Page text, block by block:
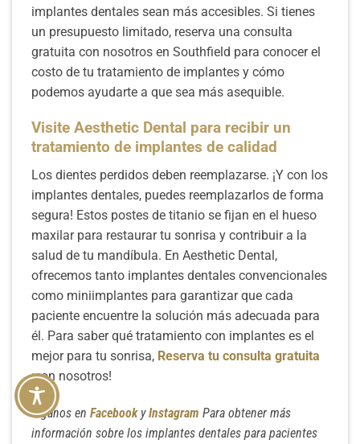
implantes dentales sean más accesibles. Si tienes
un presupuesto limitado, reserva una consulta
gratuita con nosotros en Southfield para conocer el
costo de tu tratamiento de implantes y cómo
podemos ayudarte a que sea más asequible.
Visite Aesthetic Dental para recibir un
tratamiento de implantes de calidad
Los dientes perdidos deben reemplazarse. ¡Y con los
implantes dentales, puedes reemplazarlos de forma
segura! Estos postes de titanio se fijan en el hueso
maxilar para restaurar tu sonrisa y contribuir a la
salud de tu mandíbula. En Aesthetic Dental,
ofrecemos tanto implantes dentales convencionales
como miniimplantes para garantizar que cada
paciente encuentre la solución más adecuada para
él. Para saber qué tratamiento con implantes es el
mejor para tu sonrisa, Reserva tu consulta gratuita
¡con nosotros!
Síganos en FacebookyInstagram Para obtener más
información sobre los implantes dentales para pacientes